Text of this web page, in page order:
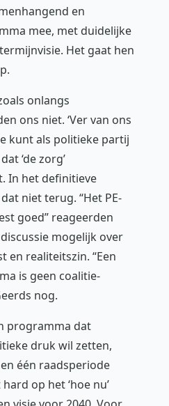
en
mee, met duidelijke
Het gaat hen
onlangs
ons niet. ‘Ver van ons
kunt als politieke partij
‘de zorg’
In het definitieve
niet terug. “Het PE-
goed” reageerden
mogelijk over
en realiteitszin. “Een
is geen coalitie-
nog.
programma dat
druk wil zetten,
één raadsperiode
op het ‘hoe nu’